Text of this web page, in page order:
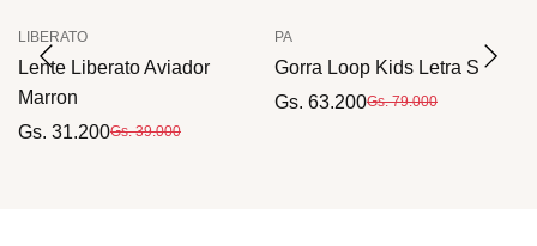
LIBERATO
Lente Liberato Aviador
Marron
Gs. 31.200Gs. 39.000
PA
Gorra Loop Kids Letra S
Gs. 63.200Gs. 79.000